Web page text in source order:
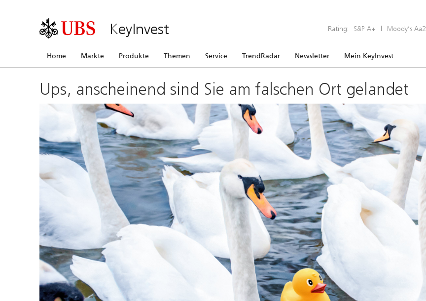
KeyInvest Rating: S&P A+ | Moody’s Aa2
Home Märkte Produkte Themen Service TrendRadar Newsletter Mein KeyInvest
Ups, anscheinend sind Sie am falschen Ort gelandet